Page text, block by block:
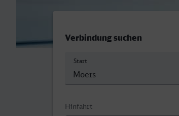
Verbindung suchen
Start
Hinfahrt